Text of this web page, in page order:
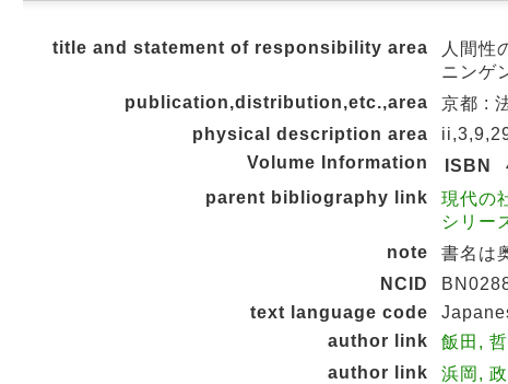
title and statement of responsibility area
人間性
ニンゲ
publication,distribution,etc.,area
京都 :
physical description area
Volume Information
ISBN
parent bibliography link
現代の
シリー
note
書名は
NCID
text language code
author link
飯田,
author link
浜岡,